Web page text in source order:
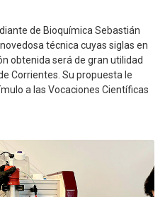
de Bioquímica Sebastián
técnica cuyas siglas en
obtenida será de gran utilidad
Corrientes. Su propuesta le
a las Vocaciones Científicas